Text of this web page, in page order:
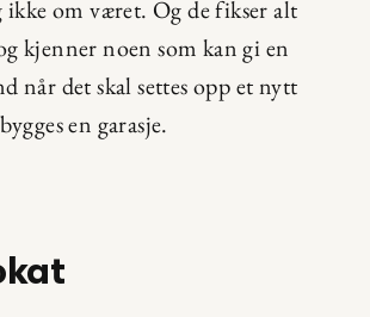
ikke om været. Og de fikser alt
kjenner noen som kan gi en
når det skal settes opp et nytt
en garasje.